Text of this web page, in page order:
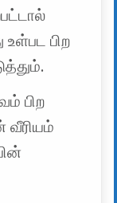
உள்பட பிற
பிற
வீரியம்